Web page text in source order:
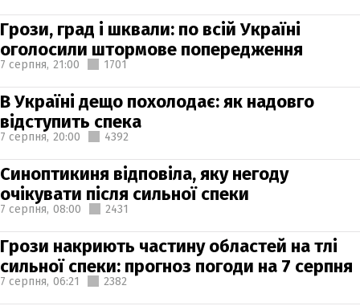
Грози, град і шквали: по всій Україні
оголосили штормове попередження
7 серпня, 21:00 1701
В Україні дещо похолодає: як надовго
відступить спека
7 серпня, 20:00 4392
Синоптикиня відповіла, яку негоду
очікувати після сильної спеки
7 серпня, 08:00 2431
Грози накриють частину областей на тлі
сильної спеки: прогноз погоди на 7 серпня
7 серпня, 06:21 2382